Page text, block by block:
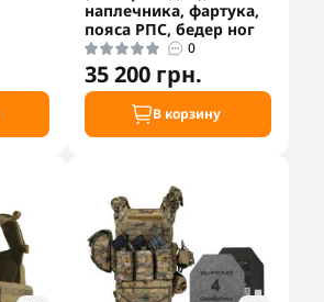
наплечника, фартука,
пояса РПС, бедер ног
0
35 200 грн.
В корзину